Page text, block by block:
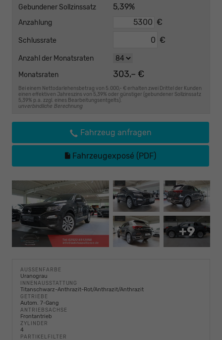
Gebundener Sollzinssatz 5,39%
Anzahlung €
Schlussrate €
Anzahl der Monatsraten
Monatsraten
303,– €
Bei einem Nettodarlehensbetrag von 5.000,- € erhalten zwei Drittel der Kunden
einen effektiven Jahreszins von 5,39% oder günstiger (gebundener Sollzinssatz
5,39% p.a. zzgl. eines Bearbeitungsentgelts).
unverbindliche Berechnung
Fahrzeug anfragen
Fahrzeugexposé (PDF)
+9
AUSSENFARBE
Uranograu
INNENAUSSTATTUNG
Titanschwarz-Anthrazit-Rot/Anthrazit/Anthrazit
GETRIEBE
Autom. 7-Gang
ANTRIEBSACHSE
Frontantrieb
ZYLINDER
4
PARTIKELFILTER